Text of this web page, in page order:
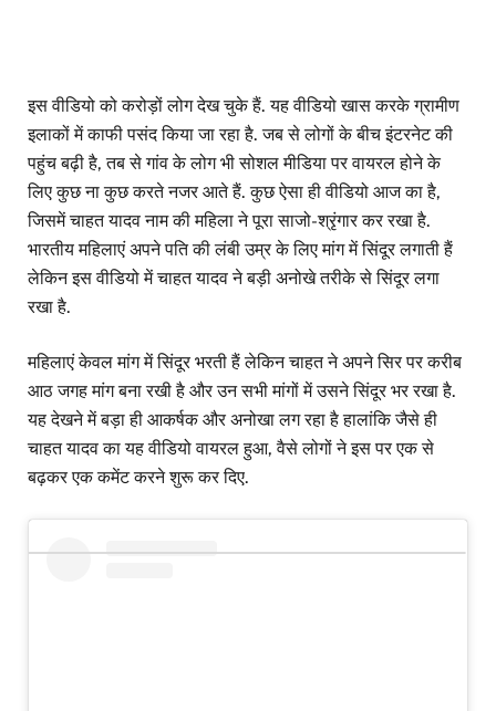
इस वीडियो को करोड़ों लोग देख चुके हैं. यह वीडियो खास करके ग्रामीण
इलाकों में काफी पसंद किया जा रहा है. जब से लोगों के बीच इंटरनेट की
पहुंच बढ़ी है, तब से गांव के लोग भी सोशल मीडिया पर वायरल होने के
लिए कुछ ना कुछ करते नजर आते हैं. कुछ ऐसा ही वीडियो आज का है,
जिसमें चाहत यादव नाम की महिला ने पूरा साजो-श्रृंगार कर रखा है.
भारतीय महिलाएं अपने पति की लंबी उम्र के लिए मांग में सिंदूर लगाती हैं
लेकिन इस वीडियो में चाहत यादव ने बड़ी अनोखे तरीके से सिंदूर लगा
रखा है.
महिलाएं केवल मांग में सिंदूर भरती हैं लेकिन चाहत ने अपने सिर पर करीब
आठ जगह मांग बना रखी है और उन सभी मांगों में उसने सिंदूर भर रखा है.
यह देखने में बड़ा ही आकर्षक और अनोखा लग रहा है हालांकि जैसे ही
चाहत यादव का यह वीडियो वायरल हुआ, वैसे लोगों ने इस पर एक से
बढ़कर एक कमेंट करने शुरू कर दिए.